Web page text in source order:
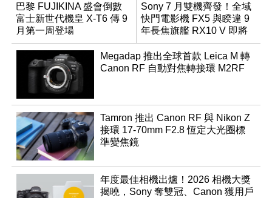
巴黎 FUJIKINA 盛會倒數
富士新世代機皇 X-T6 傳 9
月第一周登場
Sony 7 月雙機齊發！全域
快門電影機 FX5 與睽違 9
年長焦旗艦 RX10 V 即將
登場
Megadap 推出全球首款 Leica M 轉
Canon RF 自動對焦轉接環 M2RF
Tamron 推出 Canon RF 與 Nikon Z
接環 17-70mm F2.8 恆定大光圈標
準變焦鏡
年度最佳相機出爐！2026 相機大獎
揭曉，Sony 奪雙冠、Canon 獲用戶